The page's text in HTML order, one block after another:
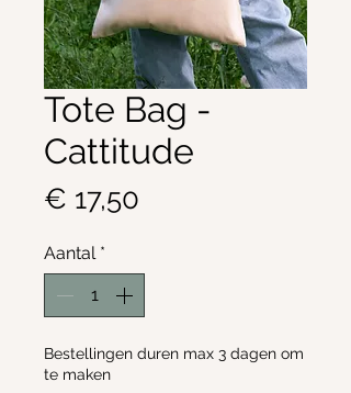
Tote Bag -
Cattitude
€ 17,50
Aantal *
Bestellingen duren max 3 dagen om
te maken